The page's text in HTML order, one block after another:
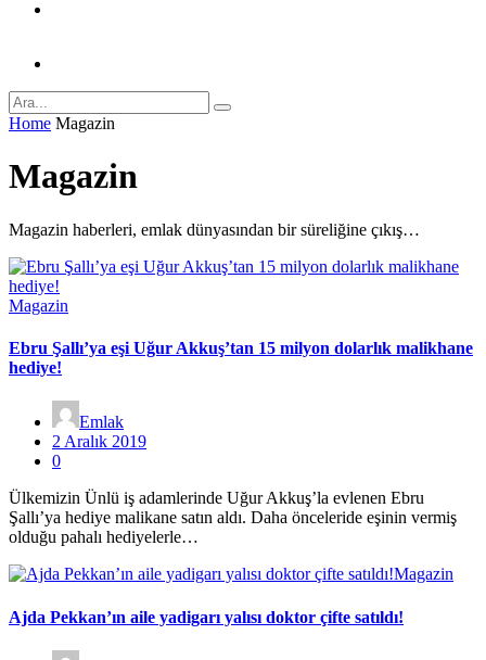
Home Magazin
Magazin
Magazin haberleri, emlak dünyasından bir süreliğine çıkış…
Magazin
Ebru Şallı’ya eşi Uğur Akkuş’tan 15 milyon dolarlık malikhane
hediye!
Emlak
2 Aralık 2019
0
Ülkemizin Ünlü iş adamlerinde Uğur Akkuş’la evlenen Ebru
Şallı’ya hediye malikane satın aldı. Daha önceleride eşinin vermiş
olduğu pahalı hediyelerle…
Magazin
Ajda Pekkan’ın aile yadigarı yalısı doktor çifte satıldı!